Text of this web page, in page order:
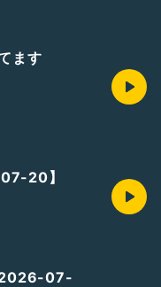
ます
20】
2026-07-